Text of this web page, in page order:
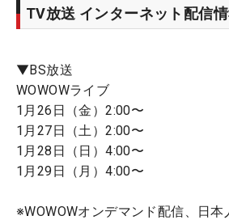
TV放送 インターネット配信
▼BS放送
WOWOWライブ
1月26日（金）2:00〜
1月27日（土）2:00〜
1月28日（日）4:00〜
1月29日（月）4:00〜
※WOWOWオンデマンド配信、日